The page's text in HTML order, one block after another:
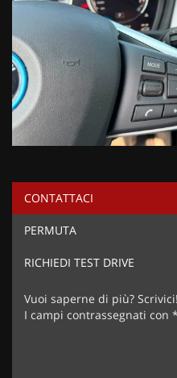
CONTATTACI
PERMUTA
RICHIEDI TEST DRIVE
Vuoi saperne di più? Scrivici!
I campi contrassegnati con